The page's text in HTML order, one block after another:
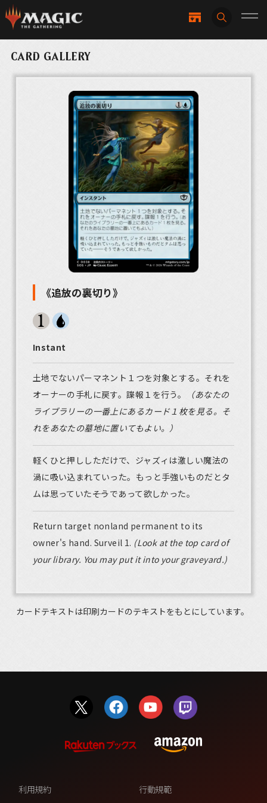
CARD GALLERY
《追放の裏切り》
Instant
土地でないパーマネント１つを対象とする。それを
オーナーの手札に戻す。諜報１を行う。
（あなたの
ライブラリーの一番上にあるカード１枚を見る。そ
れをあなたの墓地に置いてもよい。）
軽くひと押ししただけで、ジャズィは激しい魔法の
渦に吸い込まれていった。もっと手強いものだとタ
ムは思っていた――そうであって欲しかった。
Return target nonland permanent to its
owner's hand. Surveil 1. (Look at the top card of
your library. You may put it into your graveyard.)
カードテキストは印刷カードのテキストをもとにしています。
利用規約 行動規範